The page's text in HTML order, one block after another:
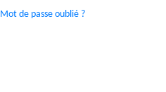
Mot de passe oublié ?